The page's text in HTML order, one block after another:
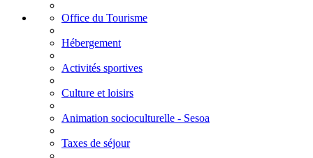
Office du Tourisme
Hébergement
Activités sportives
Culture et loisirs
Animation socioculturelle - Sesoa
Taxes de séjour